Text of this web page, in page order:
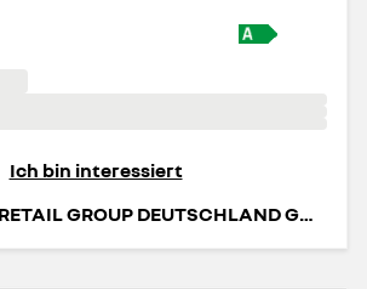
Ich bin interessiert
RENAULT RETAIL GROUP DEUTSCHLAND GMBH